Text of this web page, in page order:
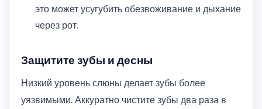
это может усугубить обезвоживание и дыхание
через рот.
Защитите зубы и десны
Низкий уровень слюны делает зубы более
уязвимыми. Аккуратно чистите зубы два раза в